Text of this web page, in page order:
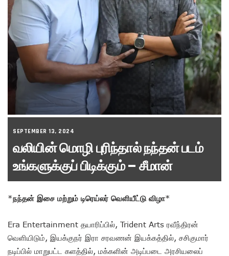
SEPTEMBER 13, 2024
வலியின் மொழி புரிந்தால் நந்தன் படம்
உங்களுக்குப் பிடிக்கும் – சீமான்
*நந்தன் இசை மற்றும் டிரெய்லர் வெளியீட்டு விழா*
Era Entertainment தயாரிப்பில், Trident Arts ரவீந்திரன்
வெளியிடும், இயக்குநர் இரா சரவணன் இயக்கத்தில், சசிகுமார்
நடிப்பில் மாறுபட்ட களத்தில், மக்களின் அடிப்படை அரசியலைப்